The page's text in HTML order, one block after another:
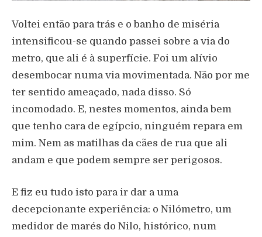
Voltei então para trás e o banho de miséria
intensificou-se quando passei sobre a via do
metro, que ali é à superfície. Foi um alívio
desembocar numa via movimentada. Não por me
ter sentido ameaçado, nada disso. Só
incomodado. E, nestes momentos, ainda bem
que tenho cara de egípcio, ninguém repara em
mim. Nem as matilhas da cães de rua que ali
andam e que podem sempre ser perigosos.
E fiz eu tudo isto para ir dar a uma
decepcionante experiência: o Nilómetro, um
medidor de marés do Nilo, histórico, num